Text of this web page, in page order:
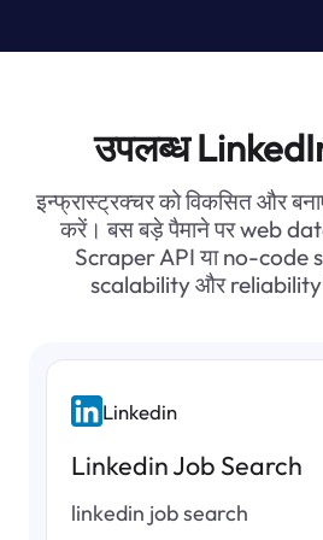
"location": "Los
"company_url":
          "application_note": ""
        {
"employer":
"location": "New
"position": "Data
          "application_note": ""
        {
"location": "Cedar
"post_time": "1 day
उपलब्ध
इन्फ्रास्ट्रक्चर को विकसित और
करें। बस बड़े पैमाने पर web
Scraper API या no-code
scalability और reliability
Linkedin
Linkedin Job Search
linkedin job search